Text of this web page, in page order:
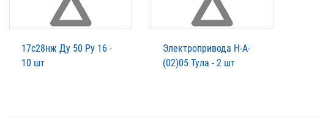
17с28нж Ду 50 Ру 16 -
10 шт
Электропривода Н-А-
(02)05 Тула - 2 шт